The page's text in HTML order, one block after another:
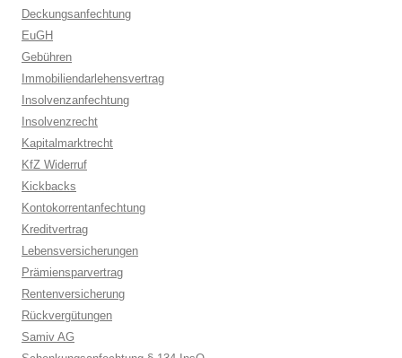
Deckungsanfechtung
EuGH
Gebühren
Immobiliendarlehensvertrag
Insolvenzanfechtung
Insolvenzrecht
Kapitalmarktrecht
KfZ Widerruf
Kickbacks
Kontokorrentanfechtung
Kreditvertrag
Lebensversicherungen
Prämiensparvertrag
Rentenversicherung
Rückvergütungen
Samiv AG